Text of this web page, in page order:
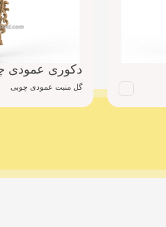
دکوری عمودی
گل منبت عمودی چوبی